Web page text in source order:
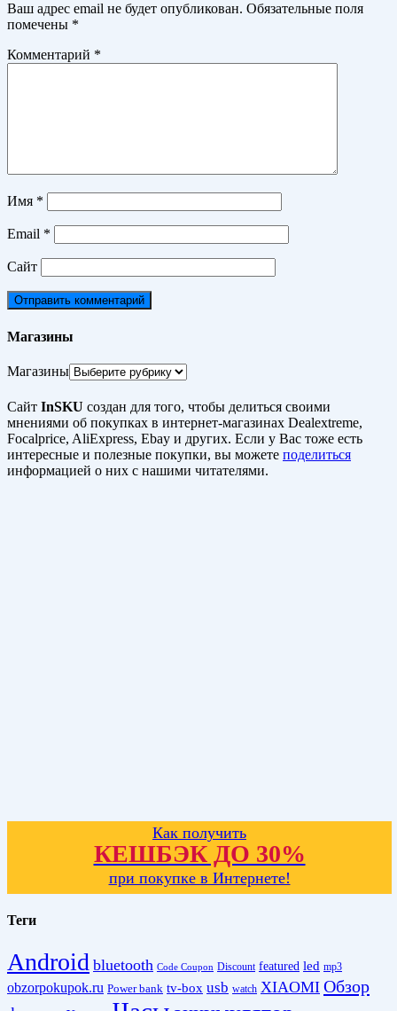
Ваш адрес email не будет опубликован. Обязательные поля
помечены *
Комментарий *
Имя *
Email *
Сайт
Магазины
Магазины
Сайт InSKU создан для того, чтобы делиться своими
мнениями об покупках в интернет-магазинах Dealextreme,
Focalprice, AliExpress, Ebay и других. Если у Вас тоже есть
интересные и полезные покупки, вы можете поделиться
информацией о них с нашими читателями.
Как получить
КЕШБЭК ДО 30%
при покупке в Интернете!
Теги
Android bluetooth Code Coupon Discount featured led mp3
obzorpokupok.ru Power bank tv-box usb watch XIAOMI Обзор